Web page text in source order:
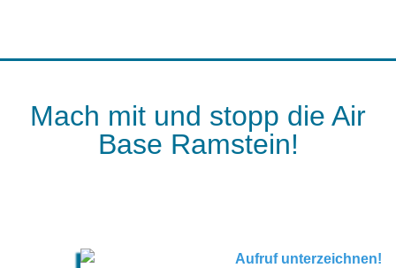
Mach mit und stopp die Air
Base Ramstein!